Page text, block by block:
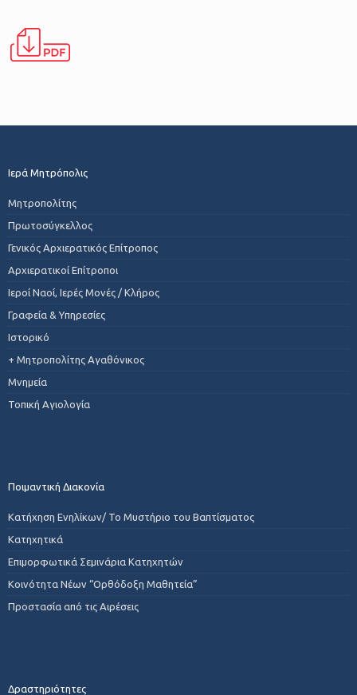
Ιερά Μητρόπολις
Μητροπολίτης
Πρωτοσύγκελλος
Γενικός Αρχιερατικός Επίτροπος
Αρχιερατικοί Επίτροποι
Ιεροί Ναοί, Ιερές Μονές / Κλήρος
Γραφεία & Υπηρεσίες
Ιστορικό
+ Μητροπολίτης Αγαθόνικος
Μνημεία
Τοπική Αγιολογία
Ποιμαντική Διακονία
Κατήχηση Ενηλίκων/ Το Μυστήριο του Βαπτίσματος
Κατηχητικά
Επιμορφωτικά Σεμινάρια Κατηχητών
Κοινότητα Νέων “Ορθόδοξη Μαθητεία”
Προστασία από τις Αιρέσεις
Δραστηριότητες